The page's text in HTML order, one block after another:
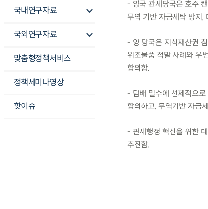
국내연구자료
국외연구자료
맞춤형정책서비스
정책세미나영상
핫이슈
- 양국 관세당국은 호주
무역 기반 자금세탁 방지,
- 양 당국은 지식재산권
위조물품 적발 사례와 우
합의함.
- 담배 밀수에 선제적으로
합의하고, 무역기반 자금
- 관세행정 혁신을 위한
추진함.